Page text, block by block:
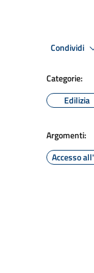
Condividi
Categorie:
Edilizia
Argomenti:
Accesso